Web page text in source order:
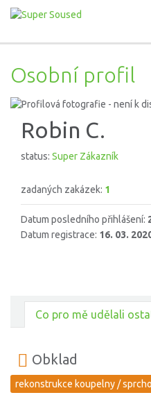
Osobní profil
Robin C.
status: Super Zákazník
zadaných zakázek: 1
Datum posledního přihlášení:
Datum registrace: 16. 03.
Co pro mě udělali
Obklad
rekonstrukce koupelny /